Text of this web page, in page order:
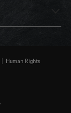
Human Rights